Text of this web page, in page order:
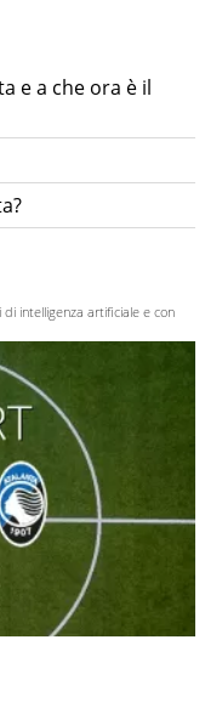
e a che ora è il
italiane.
intelligenza artificiale e con